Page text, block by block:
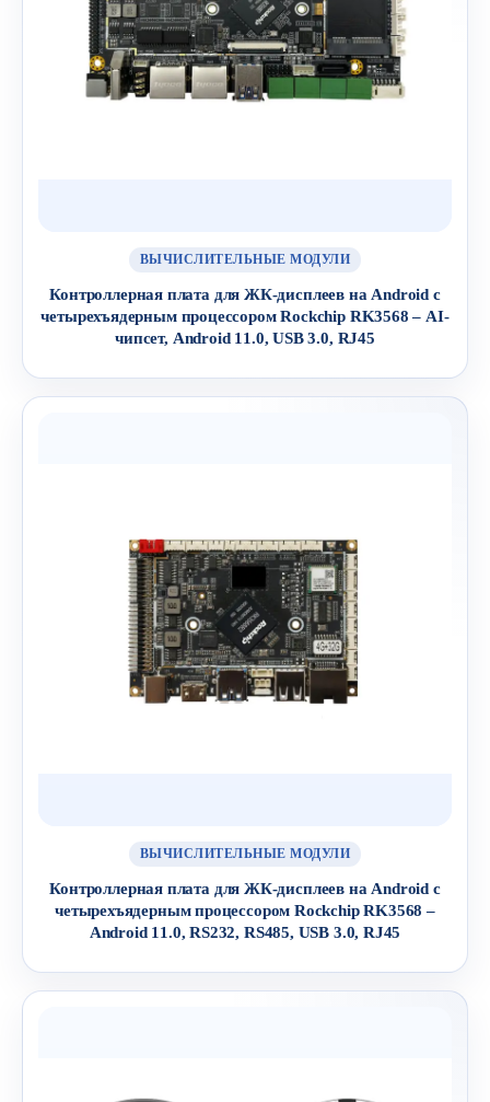
ВЫЧИСЛИТЕЛЬНЫЕ МОДУЛИ
Контроллерная плата для ЖК-дисплеев на Android с
четырехъядерным процессором Rockchip RK3568 – AI-
чипсет, Android 11.0, USB 3.0, RJ45
ВЫЧИСЛИТЕЛЬНЫЕ МОДУЛИ
Контроллерная плата для ЖК-дисплеев на Android с
четырехъядерным процессором Rockchip RK3568 –
Android 11.0, RS232, RS485, USB 3.0, RJ45